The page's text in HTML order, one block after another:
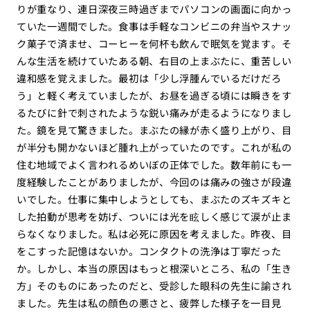
りが重なり、連日深夜三時過ぎまでパソコンの画面に向かっ
ていた一週間でした。食事は手軽なコンビニの弁当やスナッ
ク菓子で済ませ、コーヒーを何杯も飲んで眠気を覚ます。そ
んな生活を続けていたある朝、右目の上まぶたに、重苦しい
違和感を覚えました。最初は「少し浮腫んでいるだけだろ
う」と軽く考えていましたが、お昼を過ぎる頃には瞬きをす
るたびに針で刺されたような鋭い痛みが走るようになりまし
た。鏡を見て驚きました。まぶたの縁が赤く盛り上がり、目
が半分も開かないほど腫れ上がっていたのです。これが私の
住む地域でよく言われるめいぼの正体でした。数年前にも一
度経験したことがありましたが、今回のは痛みの強さが段違
いでした。仕事に集中しようとしても、まぶたのズキズキと
した拍動が思考を妨げ、ついには光を眩しく感じて涙が止ま
らなくなりました。私は必死に原因を考えました。昨夜、目
をこすった記憶はないか。コンタクトの洗浄は丁寧だった
か。しかし、本当の原因はもっと根深いところ、私の「生き
方」そのものにあったのだと、受診した眼科の先生に諭され
ました。先生は私の顔色の悪さと、疲弊した様子を一目見